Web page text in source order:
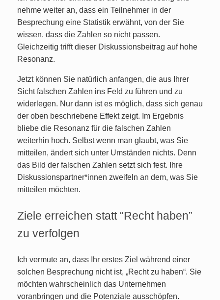
nehme weiter an, dass ein Teilnehmer in der
Besprechung eine Statistik erwähnt, von der Sie
wissen, dass die Zahlen so nicht passen.
Gleichzeitig trifft dieser Diskussionsbeitrag auf hohe
Resonanz.
Jetzt können Sie natürlich anfangen, die aus Ihrer
Sicht falschen Zahlen ins Feld zu führen und zu
widerlegen. Nur dann ist es möglich, dass sich genau
der oben beschriebene Effekt zeigt. Im Ergebnis
bliebe die Resonanz für die falschen Zahlen
weiterhin hoch. Selbst wenn man glaubt, was Sie
mitteilen, ändert sich unter Umständen nichts. Denn
das Bild der falschen Zahlen setzt sich fest. Ihre
Diskussionspartner*innen zweifeln an dem, was Sie
mitteilen möchten.
Ziele erreichen statt “Recht haben”
zu verfolgen
Ich vermute an, dass Ihr erstes Ziel während einer
solchen Besprechung nicht ist, „Recht zu haben“. Sie
möchten wahrscheinlich das Unternehmen
voranbringen und die Potenziale ausschöpfen.